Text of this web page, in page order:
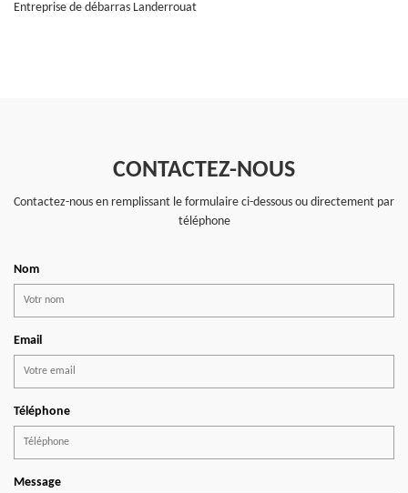
Entreprise de débarras Landerrouat
CONTACTEZ-NOUS
Contactez-nous en remplissant le formulaire ci-dessous ou directement par
téléphone
Nom
Email
Téléphone
Message